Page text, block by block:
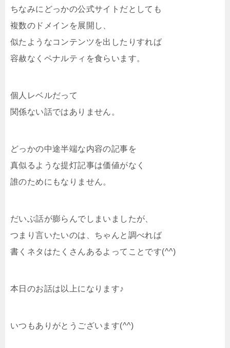
ちなみにどっかの公式サイトだとしても
複数のドメインを展開し、
似たようなコンテンツを出したりすれば
容赦なくペナルティを食らいます。
個人レベルだって
関係ない話ではありません。
どっかの中途半端な内容の記事を
真似るような提灯記事は価値がなく
誰のためにもなりません。
だいぶ話が膨らんでしまいましたが、
つまり言いたいのは、ちゃんと調べれば
書くネタはたくさんあるよってことです(^^)
本日のお話は以上になります♪
いつもありがとうございます(^^)